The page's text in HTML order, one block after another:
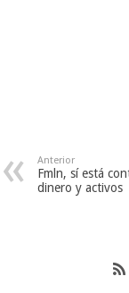
Anterior
Fmln, sí está
dinero y activos